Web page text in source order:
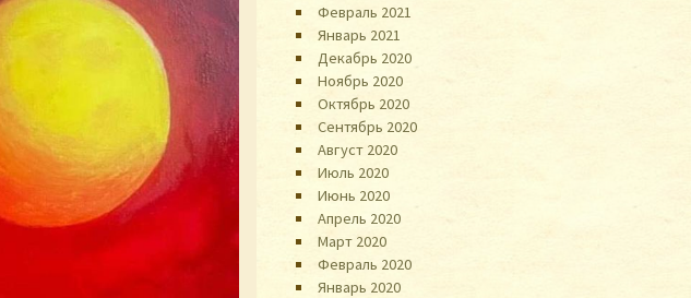
Февраль 2021
Январь 2021
Декабрь 2020
Ноябрь 2020
Октябрь 2020
Сентябрь 2020
Август 2020
Июль 2020
Июнь 2020
Апрель 2020
Март 2020
Февраль 2020
Январь 2020